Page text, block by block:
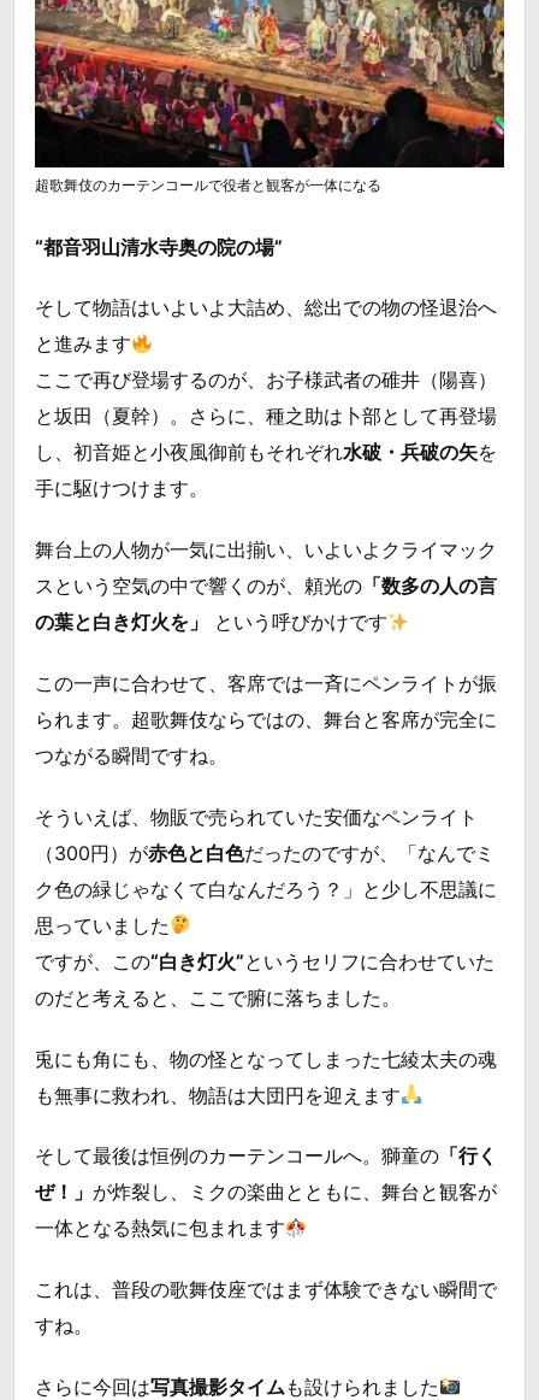
超歌舞伎のカーテンコールで役者と観客が一体になる
“都音羽山清水寺奥の院の場”
そして物語はいよいよ大詰め、総出での物の怪退治へ
と進みます
ここで再び登場するのが、お子様武者の碓井（陽喜）
と坂田（夏幹）。さらに、種之助は卜部として再登場
し、初音姫と小夜風御前もそれぞれ水破・兵破の矢を
手に駆けつけます。
舞台上の人物が一気に出揃い、いよいよクライマック
スという空気の中で響くのが、頼光の 「数多の人の言
の葉と白き灯火を」
という呼びかけです
この一声に合わせて、客席では一斉にペンライトが振
られます。超歌舞伎ならではの、舞台と客席が完全に
つながる瞬間ですね。
そういえば、物販で売られていた安価なペンライト
（300円）が赤色と白色だったのですが、「なんでミ
ク色の緑じゃなくて白なんだろう？」と少し不思議に
思っていました
ですが、この“白き灯火”というセリフに合わせていた
のだと考えると、ここで腑に落ちました。
兎にも角にも、物の怪となってしまった七綾太夫の魂
も無事に救われ、物語は大団円を迎えます
そして最後は恒例のカーテンコールへ。獅童の 「行く
ぜ！」 が炸裂し、ミクの楽曲とともに、舞台と観客が
一体となる熱気に包まれます
これは、普段の歌舞伎座ではまず体験できない瞬間で
すね。
さらに今回は写真撮影タイム も設けられました